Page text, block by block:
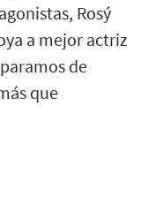
Rosý
a mejor actriz
de
que